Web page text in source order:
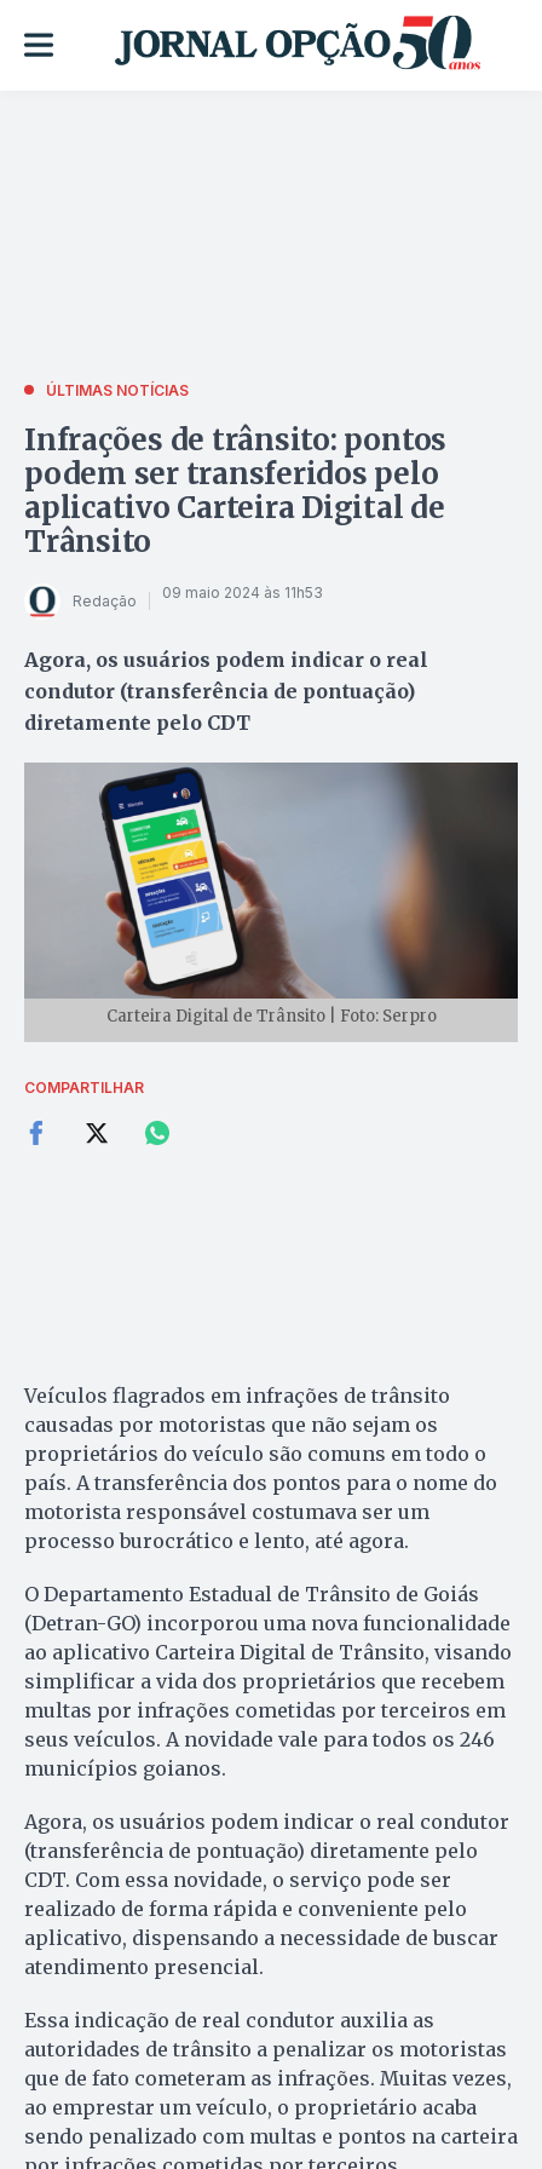
ÚLTIMAS NOTÍCIAS
Infrações de trânsito: pontos
podem ser transferidos pelo
aplicativo Carteira Digital de
Trânsito
Redação 09 maio 2024 às 11h53
Agora, os usuários podem indicar o real
condutor (transferência de pontuação)
diretamente pelo CDT
Carteira Digital de Trânsito | Foto: Serpro
COMPARTILHAR
Veículos flagrados em infrações de trânsito
causadas por motoristas que não sejam os
proprietários do veículo são comuns em todo o
país. A transferência dos pontos para o nome do
motorista responsável costumava ser um
processo burocrático e lento, até agora.
O Departamento Estadual de Trânsito de Goiás
(Detran-GO) incorporou uma nova funcionalidade
ao aplicativo Carteira Digital de Trânsito, visando
simplificar a vida dos proprietários que recebem
multas por infrações cometidas por terceiros em
seus veículos. A novidade vale para todos os 246
municípios goianos.
Agora, os usuários podem indicar o real condutor
(transferência de pontuação) diretamente pelo
CDT. Com essa novidade, o serviço pode ser
realizado de forma rápida e conveniente pelo
aplicativo, dispensando a necessidade de buscar
atendimento presencial.
Essa indicação de real condutor auxilia as
autoridades de trânsito a penalizar os motoristas
que de fato cometeram as infrações. Muitas vezes,
ao emprestar um veículo, o proprietário acaba
sendo penalizado com multas e pontos na carteira